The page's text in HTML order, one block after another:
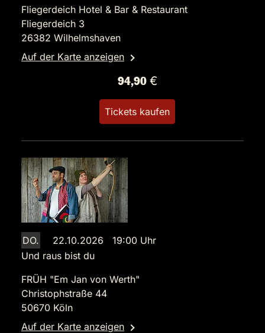
Fliegerdeich Hotel & Bar & Restaurant
Fliegerdeich 3
26382 Wilhelmshaven
Auf der Karte anzeigen
94,90 €
Tickets kaufen
DO.
22.10.2026 19:00 Uhr
Und raus bist du
FRÜH "Em Jan von Werth"
Christophstraße 44
50670 Köln
Auf der Karte anzeigen